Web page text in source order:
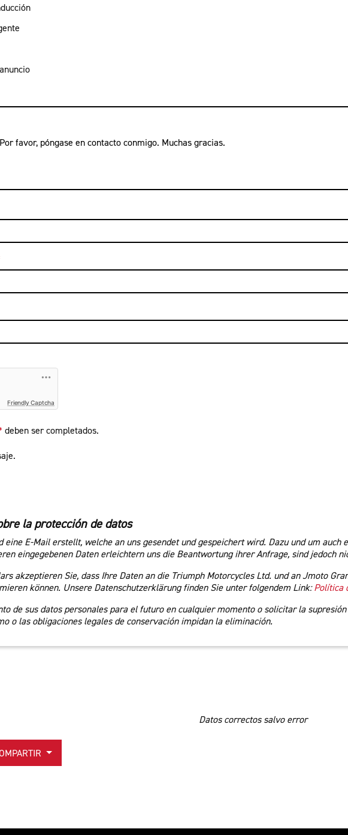
Friendly Captcha
deben ser completados.
la protección de datos
eine E-Mail erstellt, welche an uns gesendet und gespeichert wird. Dazu und um
eingegebenen Daten erleichtern uns die Beantwortung ihrer Anfrage, sind jedoch
akzeptieren Sie, dass Ihre Daten an die Triumph Motorcycles Ltd. und an Jmoto
können. Unsere Datenschutzerklärung finden Sie unter folgendem Link:Política
de sus datos personales para el futuro en cualquier momento o solicitar la
o las obligaciones legales de conservación impidan la eliminación.
Datos correctos salvo error